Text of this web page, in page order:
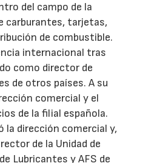
del campo de la
carburantes, tarjetas,
de combustible.
internacional tras
como director de
de otros países. A su
comercial y el
de la filial española.
la dirección comercial y,
de la Unidad de
Lubricantes y AFS de